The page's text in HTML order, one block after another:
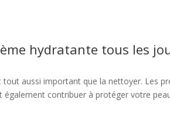
hydratante tous les
tout aussi important que la nettoyer. Les
également contribuer à protéger votre